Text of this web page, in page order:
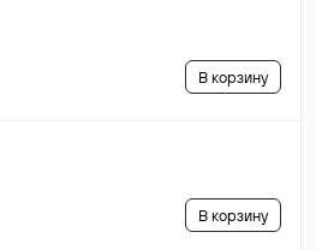
В корзину
В корзину